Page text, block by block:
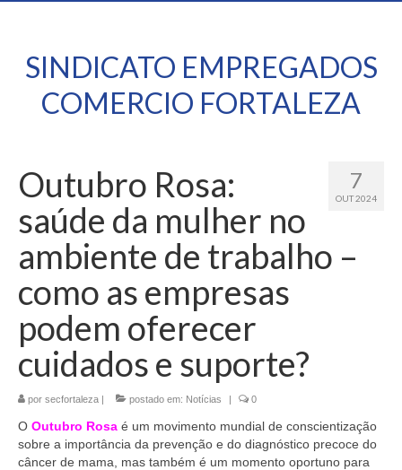
SINDICATO EMPREGADOS
COMERCIO FORTALEZA
7
OUT 2024
Outubro Rosa:
saúde da mulher no
ambiente de trabalho –
como as empresas
podem oferecer
cuidados e suporte?
por secfortaleza | postado em: Notícias | 0
O Outubro Rosa é um movimento mundial de conscientização
sobre a importância da prevenção e do diagnóstico precoce do
câncer de mama, mas também é um momento oportuno para